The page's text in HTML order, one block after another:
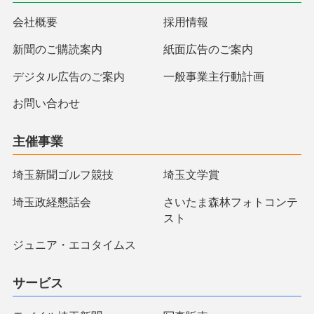
会社概要 採用情報
新聞のご購読案内 紙面広告のご案内
デジタル広告のご案内 一般事業主行動計画
お問い合わせ
主催事業
埼玉新聞ゴルフ競技 埼玉文学賞
埼玉政経懇話会
さいたま森林フォトコンテ
スト
ジュニア・エコタイムス
サービス